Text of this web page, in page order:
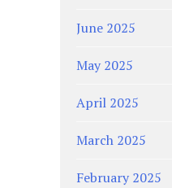
June 2025
May 2025
April 2025
March 2025
February 2025